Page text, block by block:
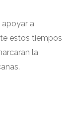
apoyar a
estos tiempos
la